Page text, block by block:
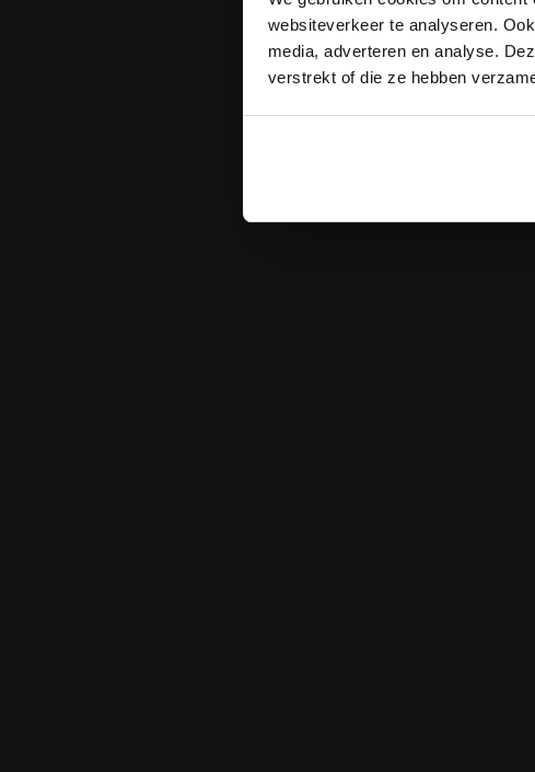
websiteverkeer te analyseren.
media, adverteren en analyse.
verstrekt of die ze hebben